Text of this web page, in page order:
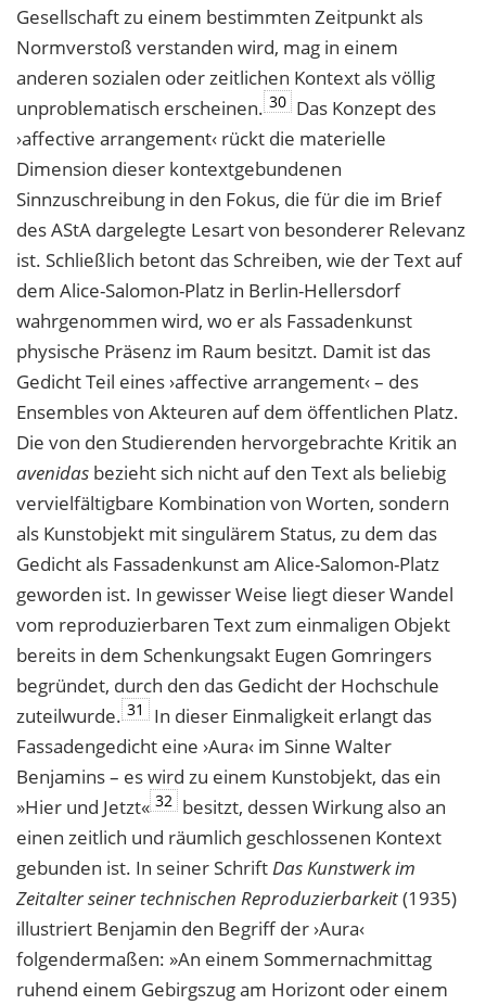
Gesellschaft zu einem bestimmten Zeitpunkt als
Normverstoß verstanden wird, mag in einem
anderen sozialen oder zeitlichen Kontext als völlig
unproblematisch erscheinen. 30 Das Konzept des
›affective arrangement‹ rückt die materielle
Dimension dieser kontextgebundenen
Sinnzuschreibung in den Fokus, die für die im Brief
des AStA dargelegte Lesart von besonderer Relevanz
ist. Schließlich betont das Schreiben, wie der Text auf
dem Alice-Salomon-Platz in Berlin-Hellersdorf
wahrgenommen wird, wo er als Fassadenkunst
physische Präsenz im Raum besitzt. Damit ist das
Gedicht Teil eines ›affective arrangement‹ – des
Ensembles von Akteuren auf dem öffentlichen Platz.
Die von den Studierenden hervorgebrachte Kritik an
avenidas bezieht sich nicht auf den Text als beliebig
vervielfältigbare Kombination von Worten, sondern
als Kunstobjekt mit singulärem Status, zu dem das
Gedicht als Fassadenkunst am Alice-Salomon-Platz
geworden ist. In gewisser Weise liegt dieser Wandel
vom reproduzierbaren Text zum einmaligen Objekt
bereits in dem Schenkungsakt Eugen Gomringers
begründet, durch den das Gedicht der Hochschule
zuteilwurde. 31
In dieser Einmaligkeit erlangt das
Fassadengedicht eine ›Aura‹ im Sinne Walter
Benjamins – es wird zu einem Kunstobjekt, das ein
»Hier und Jetzt« 32 besitzt, dessen Wirkung also an
einen zeitlich und räumlich geschlossenen Kontext
gebunden ist. In seiner SchriftDas Kunstwerk im
Zeitalter seiner technischen Reproduzierbarkeit(1935)
illustriert Benjamin den Begriff der ›Aura‹
folgendermaßen: »An einem Sommernachmittag
ruhend einem Gebirgszug am Horizont oder einem